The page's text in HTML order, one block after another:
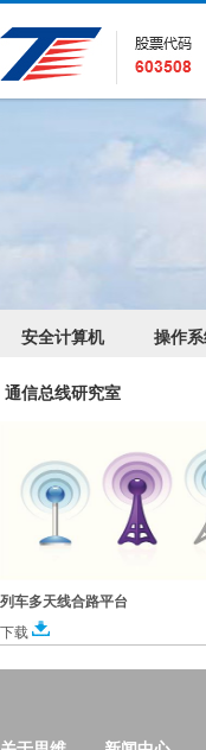
安全计算机 操作系
通信总线研究室
列车多天线合路平台
下载